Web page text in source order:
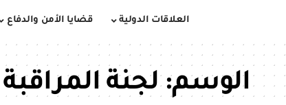
العلاقات الدولية قضايا الأمن والدفاع
الوسم:لجنة المراقبة